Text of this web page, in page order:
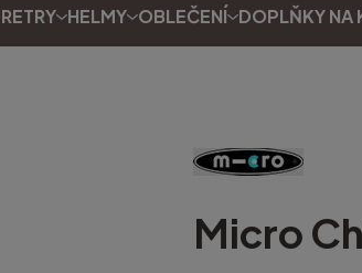
HELMY OBLEČENÍ DOPLŇKY NA
Micro